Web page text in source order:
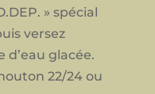
» spécial
versez
glacée.
22/24 ou